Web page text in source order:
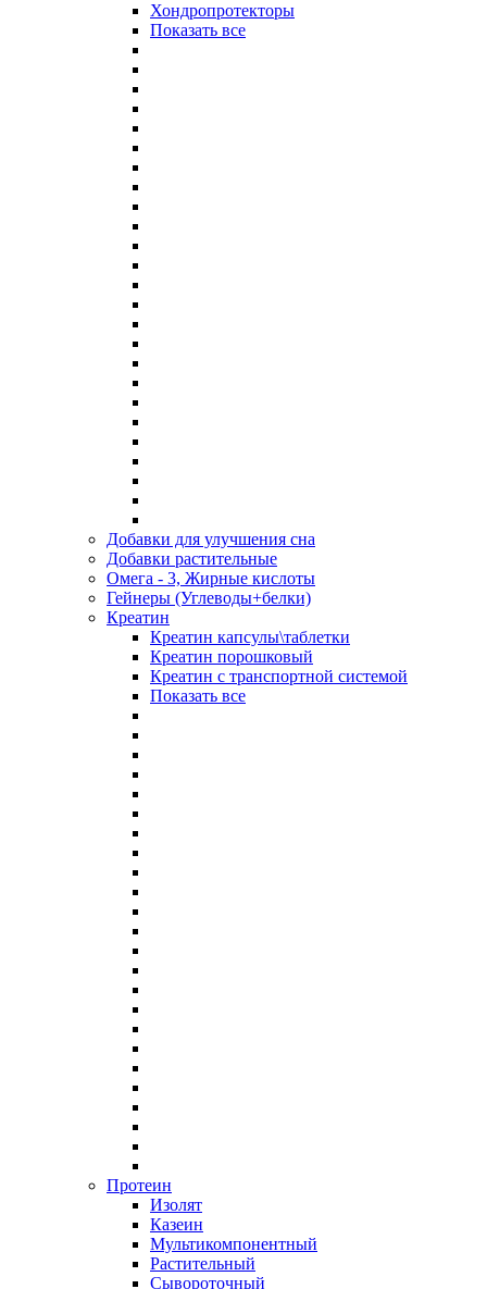
Хондропротекторы
Показать все
Добавки для улучшения сна
Добавки растительные
Омега - 3, Жирные кислоты
Гейнеры (Углеводы+белки)
Креатин
Креатин капсулы\таблетки
Креатин порошковый
Креатин с транспортной системой
Показать все
Протеин
Изолят
Казеин
Мультикомпонентный
Растительный
Сывороточный